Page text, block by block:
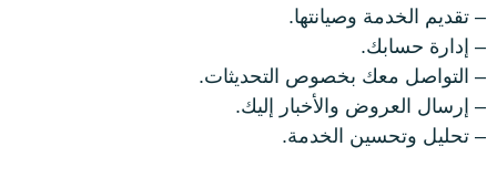
– تقديم الخدمة وصيانتها.
– إدارة حسابك.
– التواصل معك بخصوص التحديثات.
– إرسال العروض والأخبار إليك.
– تحليل وتحسين الخدمة.